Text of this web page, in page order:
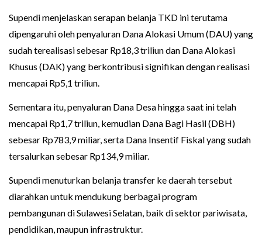
Supendi menjelaskan serapan belanja TKD ini terutama
dipengaruhi oleh penyaluran Dana Alokasi Umum (DAU) yang
sudah terealisasi sebesar Rp18,3 triliun dan Dana Alokasi
Khusus (DAK) yang berkontribusi signifikan dengan realisasi
mencapai Rp5,1 triliun.
Sementara itu, penyaluran Dana Desa hingga saat ini telah
mencapai Rp1,7 triliun, kemudian Dana Bagi Hasil (DBH)
sebesar Rp783,9 miliar, serta Dana Insentif Fiskal yang sudah
tersalurkan sebesar Rp134,9 miliar.
Supendi menuturkan belanja transfer ke daerah tersebut
diarahkan untuk mendukung berbagai program
pembangunan di Sulawesi Selatan, baik di sektor pariwisata,
pendidikan, maupun infrastruktur.